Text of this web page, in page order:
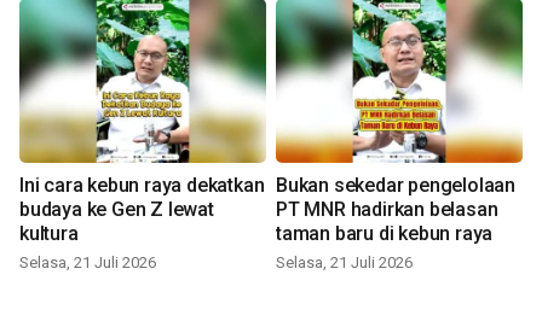
Ini cara kebun raya dekatkan
budaya ke Gen Z lewat
kultura
Selasa, 21 Juli 2026
Bukan sekedar pengelolaan
PT MNR hadirkan belasan
taman baru di kebun raya
Selasa, 21 Juli 2026